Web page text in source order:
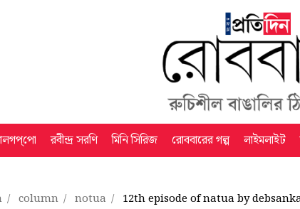
রবীন্দ্র সরণি মিনি সিরিজ রোববারের গল্প লাইমলাইট
column notua 12th episode of natua by